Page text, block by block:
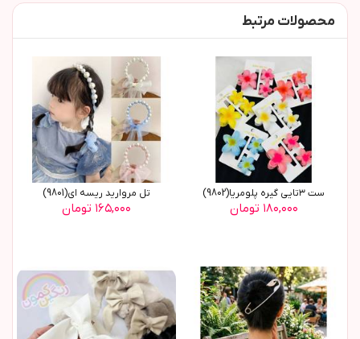
محصولات مرتبط
ست ٣تایی گیره پلومریا(9802)
۱۸۰,۰۰۰ تومان
تل مروارید ریسه ای(9801)
۱۶۵,۰۰۰ تومان